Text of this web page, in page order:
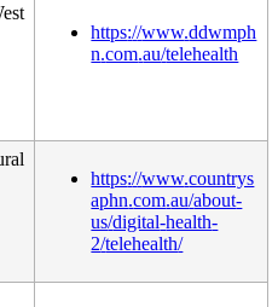
https://www.ddwmph
n.com.au/telehealth
https://www.countrys
aphn.com.au/about-
us/digital-health-
2/telehealth/